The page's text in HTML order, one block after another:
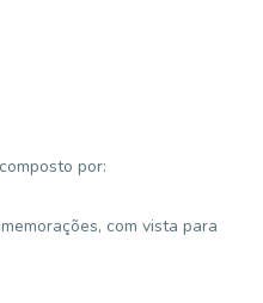
por:
com vista para